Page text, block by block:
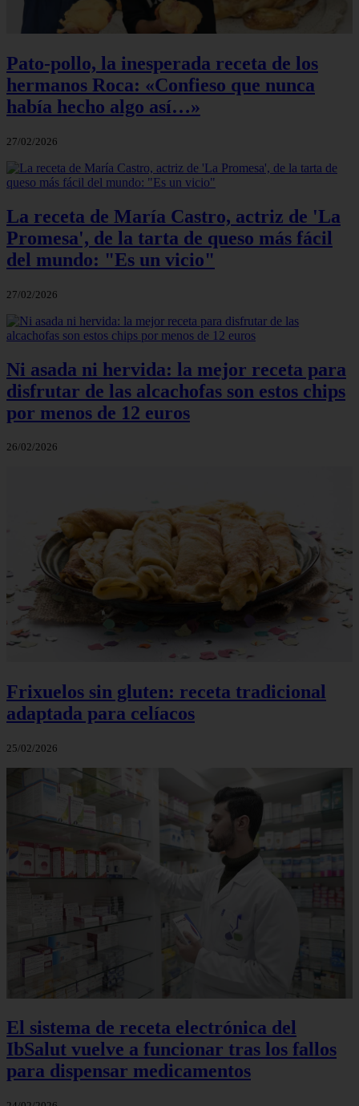
Pato-pollo, la inesperada receta de los
hermanos Roca: «Confieso que nunca
había hecho algo así…»
27/02/2026
La receta de María Castro, actriz de 'La
Promesa', de la tarta de queso más fácil
del mundo: "Es un vicio"
27/02/2026
Ni asada ni hervida: la mejor receta para
disfrutar de las alcachofas son estos chips
por menos de 12 euros
26/02/2026
Frixuelos sin gluten: receta tradicional
adaptada para celíacos
25/02/2026
El sistema de receta electrónica del
IbSalut vuelve a funcionar tras los fallos
para dispensar medicamentos